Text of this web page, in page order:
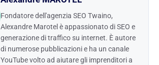
Fondatore dell'agenzia SEO Twaino,
Alexandre Marotel è appassionato di SEO e
generazione di traffico su internet. È autore
di numerose pubblicazioni e ha un canale
YouTube volto ad aiutare gli imprenditori a